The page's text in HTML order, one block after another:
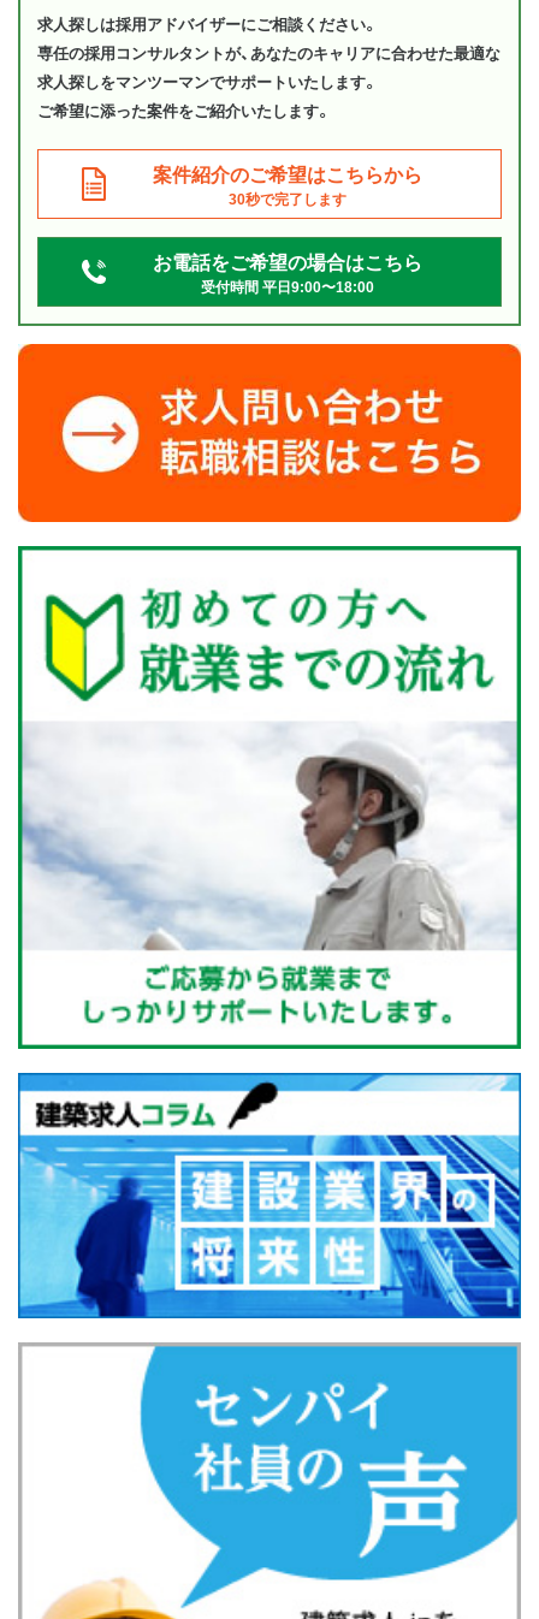
求人探しは採用アドバイザーにご相談ください。
専任の採用コンサルタントが、あなたのキャリアに合わせた最適な
求人探しをマンツーマンでサポートいたします。
ご希望に添った案件をご紹介いたします。
案件紹介のご希望はこちらから
30秒で完了します
お電話をご希望の場合はこちら
受付時間 平日9:00〜18:00